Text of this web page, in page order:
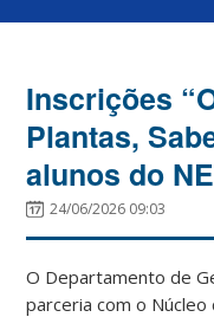
Inscrições
Plantas,
alunos do
24/06/2026 09:03
O Departamento de
parceria com o